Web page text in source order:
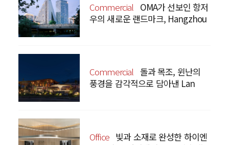
Commercial OMA가 선보인 항저
우의 새로운 랜드마크, Hangzhou
Commercial 돌과 목조, 윈난의
풍경을 감각적으로 담아낸 Lan
Office 빛과 소재로 완성한 하이엔